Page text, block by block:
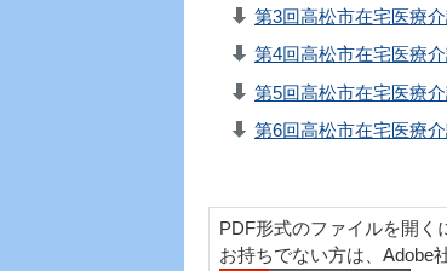
第3回高松市在宅医療
第4回高松市在宅医療
第5回高松市在宅医療
第6回高松市在宅医療
PDF形式のファイルを開く
お持ちでない方は、Adobe